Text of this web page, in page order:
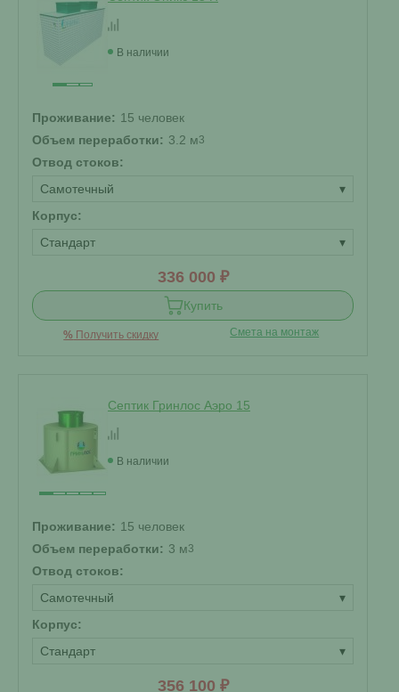
В наличии
Проживание: 15 человек
Объем переработки: 3.2 м3
Отвод стоков:
Самотечный
▾
Корпус:
Стандарт
▾
336 000 ₽
Купить
% Получить скидку Смета на монтаж
Септик Гринлос Аэро 15
В наличии
Проживание: 15 человек
Объем переработки: 3 м3
Отвод стоков:
Самотечный
▾
Корпус:
Стандарт
▾
356 100 ₽